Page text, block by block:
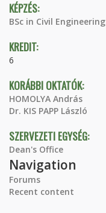
KÉPZÉS:
BSc in Civil Engineering
KREDIT:
6
KORÁBBI OKTATÓK:
HOMOLYA András
Dr. KIS PAPP László
SZERVEZETI EGYSÉG:
Dean's Office
Navigation
Forums
Recent content